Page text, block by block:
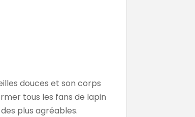
douces et son corps
tous les fans de lapin
plus agréables.